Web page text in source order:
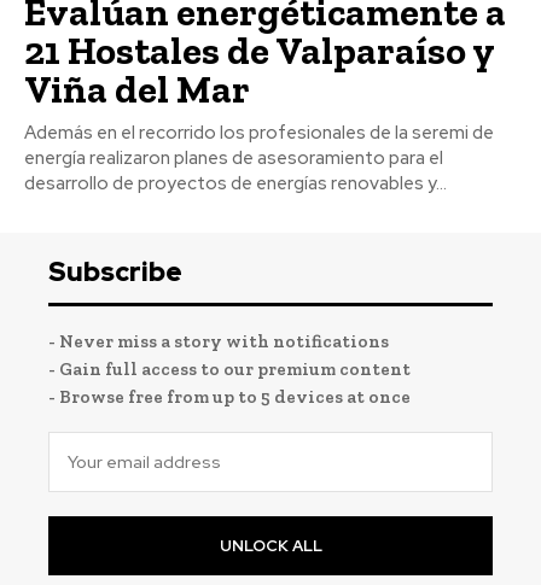
Evalúan energéticamente a
21 Hostales de Valparaíso y
Viña del Mar
Además en el recorrido los profesionales de la seremi de
energía realizaron planes de asesoramiento para el
desarrollo de proyectos de energías renovables y...
Subscribe
- Never miss a story with notifications
- Gain full access to our premium content
- Browse free from up to 5 devices at once
UNLOCK ALL